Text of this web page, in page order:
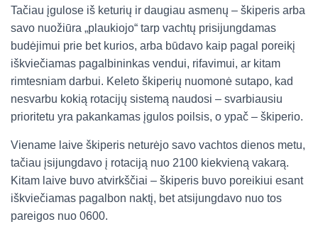
Tačiau įgulose iš keturių ir daugiau asmenų – škiperis arba
savo nuožiūra „plaukiojo“ tarp vachtų prisijungdamas
budėjimui prie bet kurios, arba būdavo kaip pagal poreikį
iškviečiamas pagalbininkas vendui, rifavimui, ar kitam
rimtesniam darbui. Keleto škiperių nuomonė sutapo, kad
nesvarbu kokią rotacijų sistemą naudosi – svarbiausiu
prioritetu yra pakankamas įgulos poilsis, o ypač – škiperio.
Viename laive škiperis neturėjo savo vachtos dienos metu,
tačiau įsijungdavo į rotaciją nuo 2100 kiekvieną vakarą.
Kitam laive buvo atvirkščiai – škiperis buvo poreikiui esant
iškviečiamas pagalbon naktį, bet atsijungdavo nuo tos
pareigos nuo 0600.